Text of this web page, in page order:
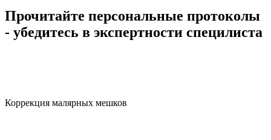
Прочитайте персональные протоколы
- убедитесь в экспертности специлиста
Коррекция малярных мешков